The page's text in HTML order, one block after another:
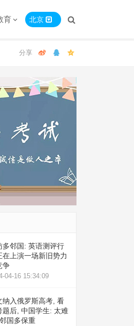
育 北京
多邻国: 英语测评行
在上演一场新旧势力
争
04-16 15:34:09
纳入俄罗斯高考, 看
题后, 中国学生: 太难
国多保重